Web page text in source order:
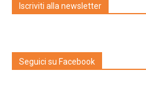
Iscriviti alla newsletter
Seguici su Facebook